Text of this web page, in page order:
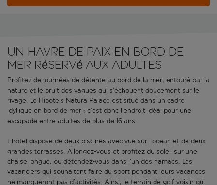
Un havre de paix en bord de
mer réservé aux adultes
Profitez de journées de détente au bord de la mer, entouré par la
nature et le bruit des vagues qui s’échouent doucement sur le
rivage. Le Hipotels Natura Palace est situé dans un cadre
idyllique en bord de mer ; c’est donc l’endroit idéal pour une
escapade entre adultes de plus de 16 ans.
L’hôtel dispose de deux piscines avec vue sur l’océan et de deux
grandes terrasses. Allongez-vous et profitez du soleil sur une
chaise longue, ou détendez-vous dans l’un des hamacs. Les
vacanciers qui souhaitent faire du sport pendant leurs vacances
ne manqueront pas d’activités. Ainsi, le terrain de golf voisin qui